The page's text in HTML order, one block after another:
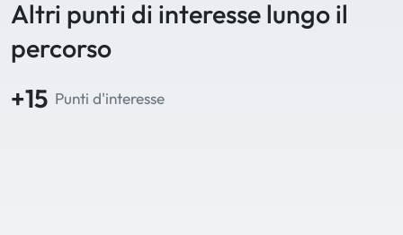
Altri punti di interesse lungo il
percorso
+15 Punti d'interesse